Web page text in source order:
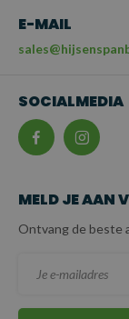
E-MAIL
SOCIALMEDIA
MELD JE AAN
Ontvang de beste